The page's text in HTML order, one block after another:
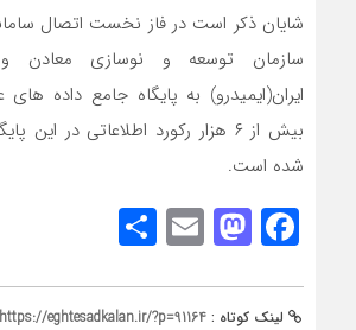
شایان ذکر است در فاز نخست اتصال
سازمان توسعه و نوسازی معادن
ایران(ایمیدرو) به پایگاه جامع داده
بیش از ۶ هزار رکورد اطلاعاتی در
شده است.
Facebook
Mastodon
Email
لینک کوتاه : https://eghtesadkalan.ir/?p=91164